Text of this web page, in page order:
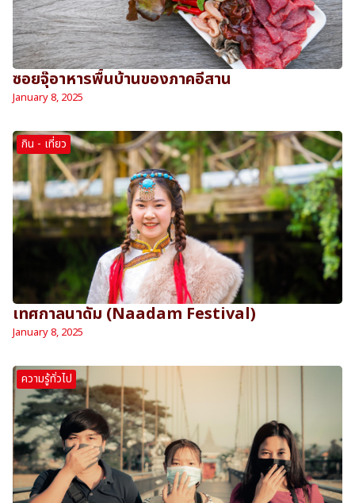
ซอยจุ๊อาหารพื้นบ้านของภาคอีสาน
January 8, 2025
กิน - เที่ยว
เทศกาลนาดัม (Naadam Festival)
January 8, 2025
ความรู้ทั่วไป